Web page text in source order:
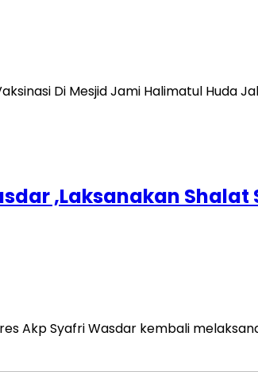
Di Mesjid Jami Halimatul Huda
,Laksanakan
Akp Syafri Wasdar kembali